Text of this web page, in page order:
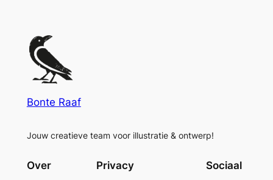
Bonte Raaf
Jouw creatieve team voor illustratie & ontwerp!
Over Privacy Sociaal